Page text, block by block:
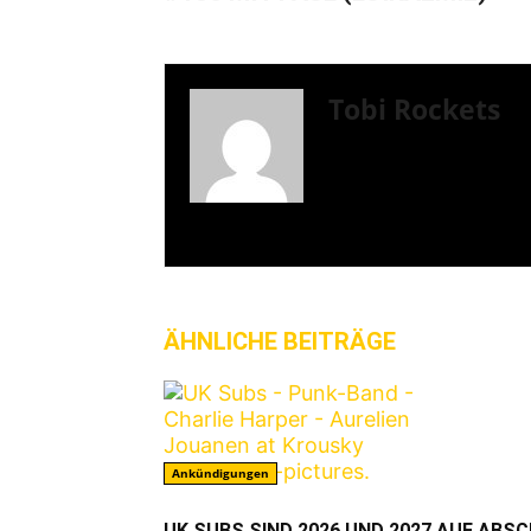
Tobi Rockets
ÄHNLICHE BEITRÄGE
Ankündigungen